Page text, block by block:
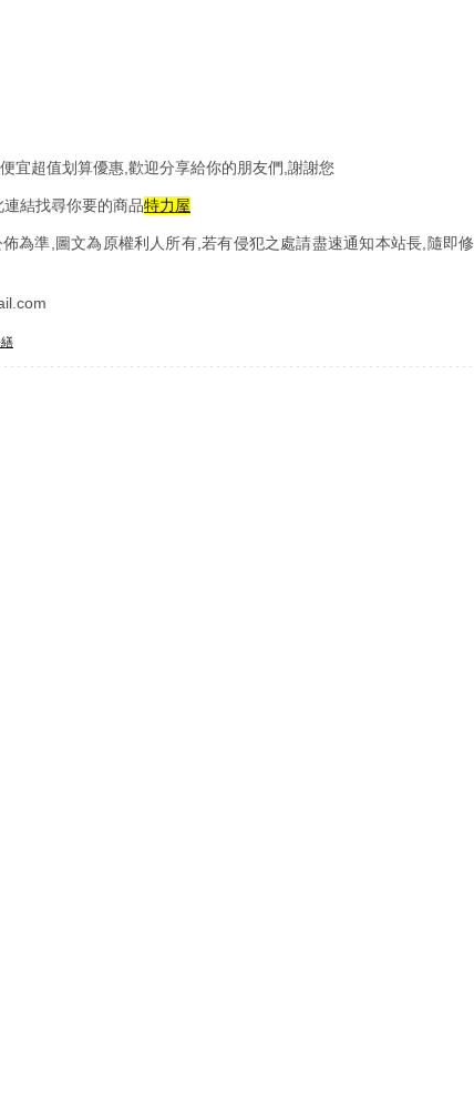
宜超值划算優惠,歡迎分享給你的朋友們,謝謝您
結找尋你要的商品特力屋
為準,圖文為原權利人所有,若有侵犯之處請盡速通知本站長,隨即修